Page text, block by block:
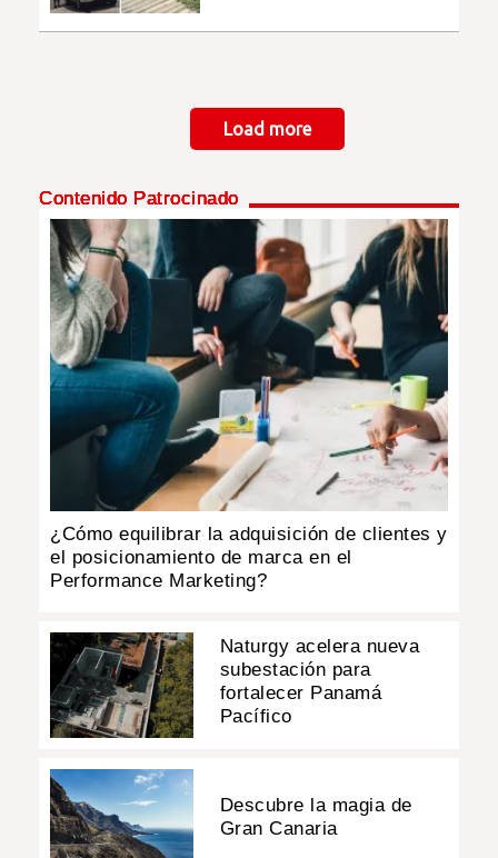
Load more
Contenido Patrocinado
¿Cómo equilibrar la adquisición de clientes y
el posicionamiento de marca en el
Performance Marketing?
Naturgy acelera nueva
subestación para
fortalecer Panamá
Pacífico
Descubre la magia de
Gran Canaria